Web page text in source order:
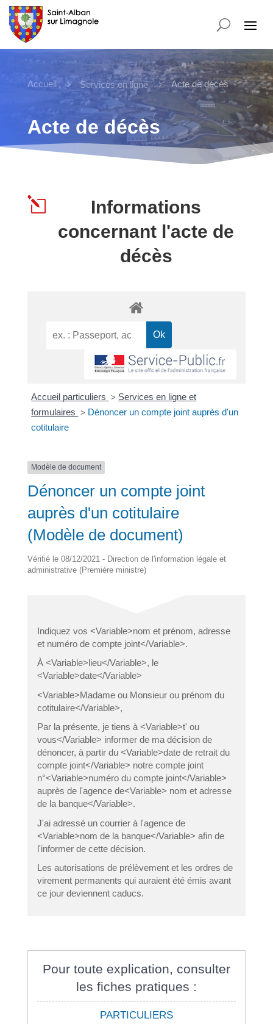
Accueil 5 Services en ligne 5 Acte de décès
Acte de décès
l
Informations
concernant l'acte de
décès
Accueil particuliers > Services en ligne et
formulaires > Dénoncer un compte joint auprès d'un
cotitulaire
Modèle de document
Dénoncer un compte joint
auprès d'un cotitulaire
(Modèle de document)
Vérifié le 08/12/2021 - Direction de l'information légale et
administrative (Première ministre)
Indiquez vos <Variable>nom et prénom, adresse
et numéro de compte joint</Variable>.
À <Variable>lieu</Variable>, le
<Variable>date</Variable>
<Variable>Madame ou Monsieur ou prénom du
cotitulaire</Variable>,
Par la présente, je tiens à <Variable>t' ou
vous</Variable> informer de ma décision de
dénoncer, à partir du <Variable>date de retrait du
compte joint</Variable> notre compte joint
n°<Variable>numéro du compte joint</Variable>
auprès de l'agence de<Variable> nom et adresse
de la banque</Variable>.
J'ai adressé un courrier à l'agence de
<Variable>nom de la banque</Variable> afin de
l'informer de cette décision.
Les autorisations de prélèvement et les ordres de
virement permanents qui auraient été émis avant
ce jour deviennent caducs.
Pour toute explication, consulter
les fiches pratiques :
PARTICULIERS